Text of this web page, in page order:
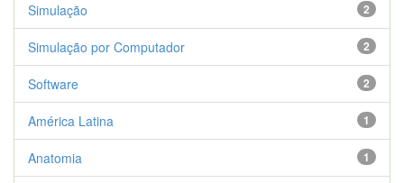
2
Simulação
2
Simulação por Computador
2
Software
1
América Latina
1
Anatomia